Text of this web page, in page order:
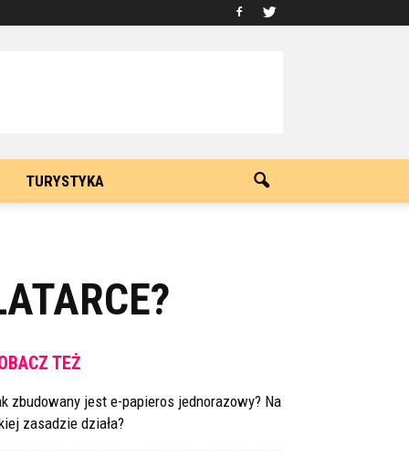
TURYSTYKA
TEŻ
zbudowany jest e-papieros jednorazowy? Na
zasadzie działa?